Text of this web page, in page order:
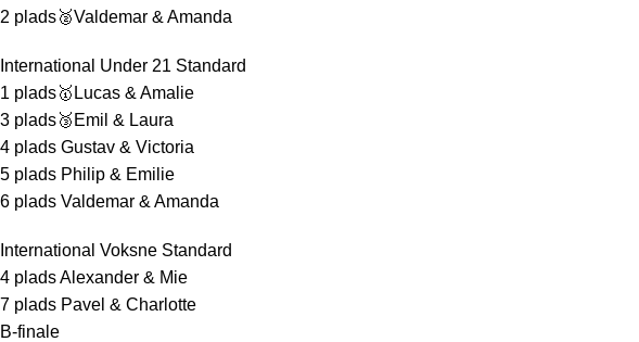
2 plads🥈Valdemar & Amanda
International Under 21 Standard
1 plads🥇Lucas & Amalie
3 plads🥉Emil & Laura
4 plads Gustav & Victoria
5 plads Philip & Emilie
6 plads Valdemar & Amanda
International Voksne Standard
4 plads Alexander & Mie
7 plads Pavel & Charlotte
B-finale